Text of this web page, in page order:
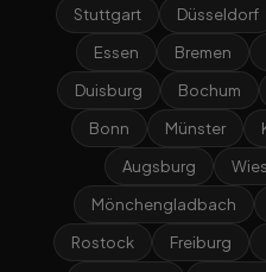
Stuttgart
Düsseldorf
Essen
Bremen
Duisburg
Bochum
Bonn
Münster
Augsburg
Mönchengladbach
Rostock
Freiburg